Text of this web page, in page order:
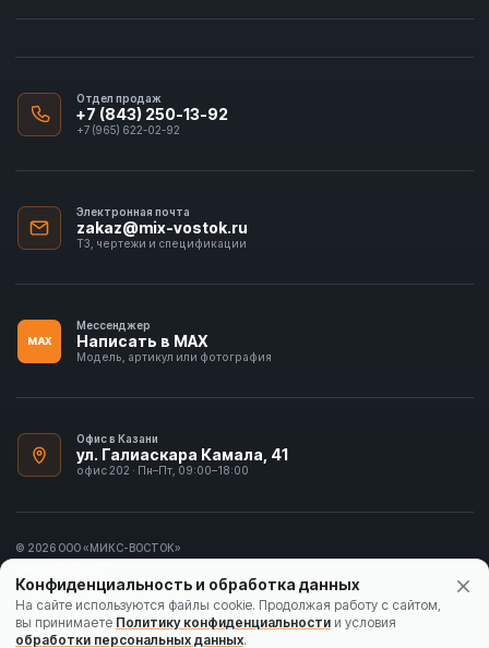
Отдел продаж
+7 (843) 250-13-92
+7 (965) 622-02-92
Электронная почта
zakaz@mix-vostok.ru
ТЗ, чертежи и спецификации
MAX
Мессенджер
Написать в MAX
Модель, артикул или фотография
Офис в Казани
ул. Галиаскара Камала, 41
офис 202 · Пн–Пт, 09:00–18:00
© 2026 ООО «МИКС-ВОСТОК»
Политика конфиденциальности
Согласие на обработку данных
Конфиденциальность и обработка данных
На сайте используются файлы cookie. Продолжая работу с сайтом,
вы принимаете Политику конфиденциальности и условия
обработки персональных данных.